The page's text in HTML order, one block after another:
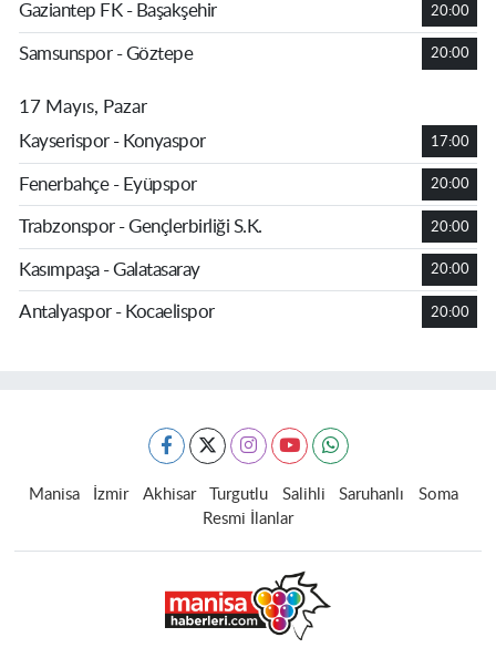
Gaziantep FK - Başakşehir 20:00
Samsunspor - Göztepe 20:00
17 Mayıs, Pazar
Kayserispor - Konyaspor
17:00
Fenerbahçe - Eyüpspor 20:00
Trabzonspor - Gençlerbirliği S.K. 20:00
Kasımpaşa - Galatasaray 20:00
Antalyaspor - Kocaelispor 20:00
Manisa İzmir Akhisar Turgutlu Salihli Saruhanlı
Soma
Resmi İlanlar